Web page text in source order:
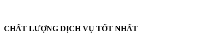
CHẤT LƯỢNG DỊCH VỤ TỐT NHẤT